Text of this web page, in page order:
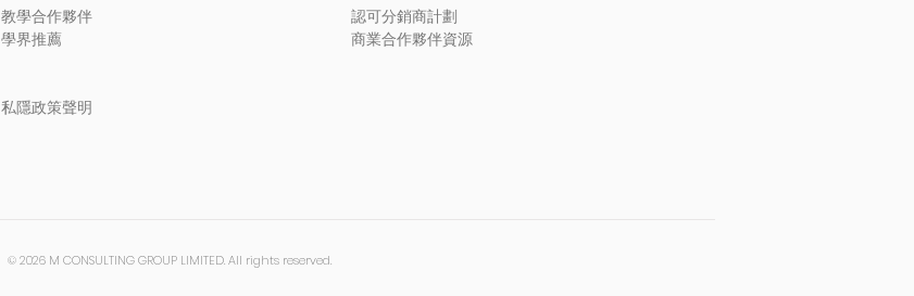
教學合作夥伴
學界推薦
私隱政策聲明
認可分銷商計劃
商業合作夥伴資源
© 2026 M CONSULTING GROUP LIMITED. All rights reserved.